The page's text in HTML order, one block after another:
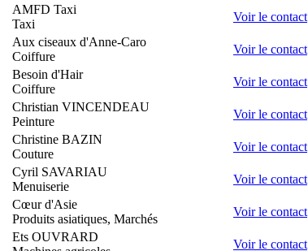
AMFD Taxi
Taxi
Voir le contact
Aux ciseaux d'Anne-Caro
Coiffure
Voir le contact
Besoin d'Hair
Coiffure
Voir le contact
Christian VINCENDEAU
Peinture
Voir le contact
Christine BAZIN
Couture
Voir le contact
Cyril SAVARIAU
Menuiserie
Voir le contact
Cœur d'Asie
Produits asiatiques, Marchés
Voir le contact
Ets OUVRARD
Voir le contact